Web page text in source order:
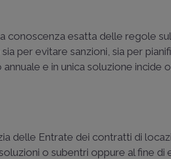
conoscenza esatta delle regole
per evitare sanzioni, sia per
e in unica soluzione incide
delle Entrate dei contratti di
o subentri oppure al fine di